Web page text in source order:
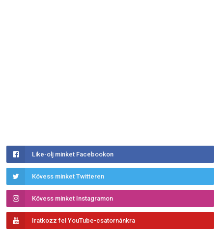
Like-olj minket Facebookon
Kövess minket Twitteren
Kövess minket Instagramon
Iratkozz fel YouTube-csatornánkra